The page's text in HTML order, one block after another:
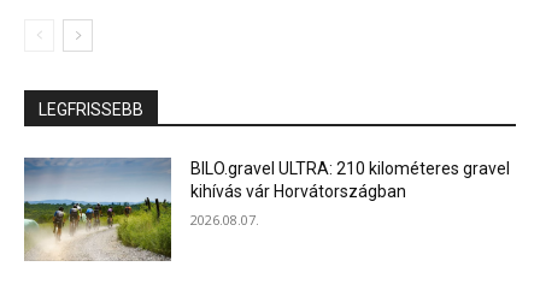
LEGFRISSEBB
BILO.gravel ULTRA: 210 kilométeres gravel
kihívás vár Horvátországban
2026.08.07.